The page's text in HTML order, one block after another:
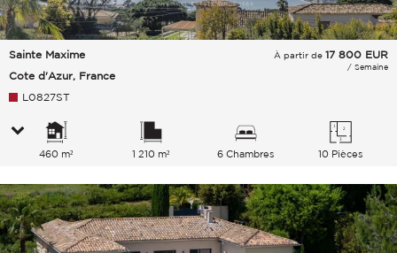
Sainte Maxime
Cote d'Azur, France
À partir de 17 800 EUR
/ Semaine
L0827ST
460 m² 1 210 m² 6 Chambres 10 Pièces